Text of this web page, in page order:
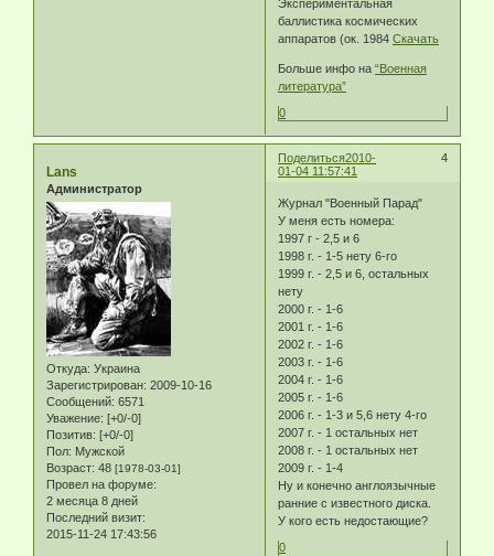
Экспериментальная
баллистика космических
аппаратов (ок. 1984Скачать
Больше инфо на“Военная
литература”
0
Поделиться 4
2010-
01-04 11:57:41
Lans
Администратор
Откуда: Украина
Зарегистрирован: 2009-10-16
Сообщений: 6571
Уважение: [+0/-0]
Позитив: [+0/-0]
Пол: Мужской
Возраст: 48 [1978-03-01]
Провел на форуме:
2 месяца 8 дней
Последний визит:
2015-11-24 17:43:56
Журнал "Военный Парад"
У меня есть номера:
1997 г - 2,5 и 6
1998 г. - 1-5 нету 6-го
1999 г. - 2,5 и 6, остальных
нету
2000 г. - 1-6
2001 г. - 1-6
2002 г. - 1-6
2003 г. - 1-6
2004 г. - 1-6
2005 г. - 1-6
2006 г. - 1-3 и 5,6 нету 4-го
2007 г. - 1 остальных нет
2008 г. - 1 остальных нет
2009 г. - 1-4
Ну и конечно англоязычные
ранние с известного диска.
У кого есть недостающие?
0